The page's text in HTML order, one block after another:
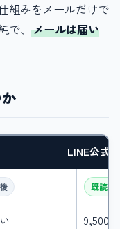
組みをメールだけで
、 メールは届い
LINE公式
既読率
9,500